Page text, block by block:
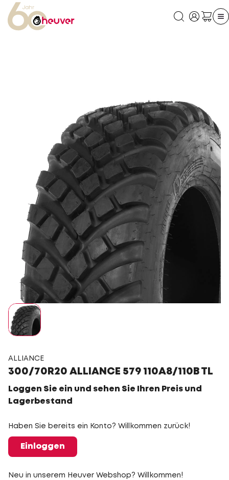
ALLIANCE
300/70R20 ALLIANCE 579 110A8/110B TL
Loggen Sie ein und sehen Sie Ihren Preis und
Lagerbestand
Haben Sie bereits ein Konto? Willkommen zurück!
Einloggen
Neu in unserem Heuver Webshop? Willkommen!